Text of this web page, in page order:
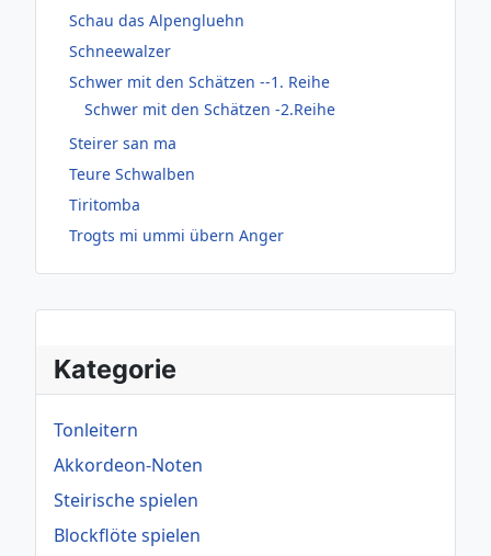
Kategorie
Tonleitern
Akkordeon-Noten
Steirische spielen
Blockflöte spielen
Schau das Alpengluehn
Schneewalzer
Schwer mit den Schätzen --1. Reihe
Schwer mit den Schätzen -2.Reihe
Steirer san ma
Teure Schwalben
Tiritomba
Trogts mi ummi übern Anger